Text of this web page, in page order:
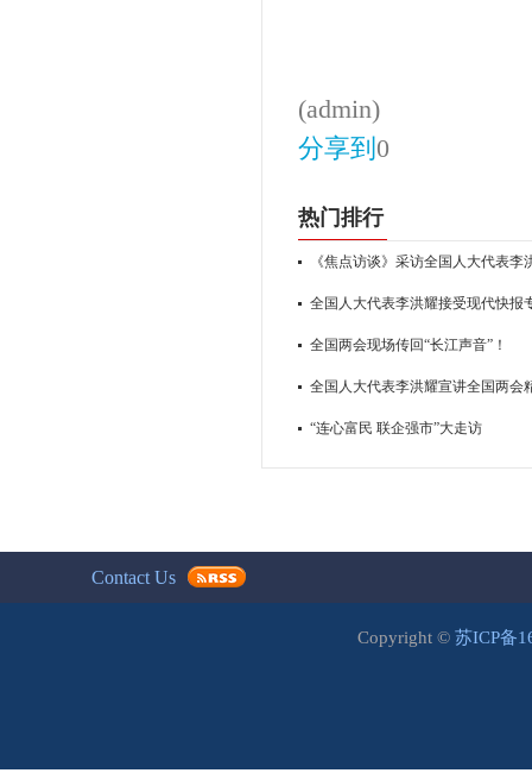
(admin)
分享到 0
热门排行
《焦点访谈》采访全国人大代表李
全国人大代表李洪耀接受现代快报
全国两会现场传回“长江声音”！
全国人大代表李洪耀宣讲全国两会
“连心富民 联企强市”大走访
Contact Us
Copyright © 苏ICP备